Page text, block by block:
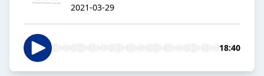
2021-03-29
18:40